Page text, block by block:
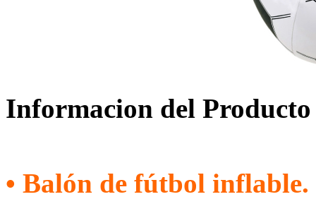
Informacion del Producto
• Balón de fútbol inflable.